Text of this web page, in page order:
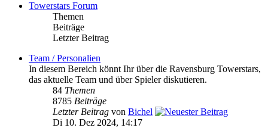
Towerstars Forum
Themen
Beiträge
Letzter Beitrag
Team / Personalien
In diesem Bereich könnt Ihr über die Ravensburg Towerstars,
das aktuelle Team und über Spieler diskutieren.
84 Themen
8785 Beiträge
Letzter Beitrag von Bichel
Di 10. Dez 2024, 14:17